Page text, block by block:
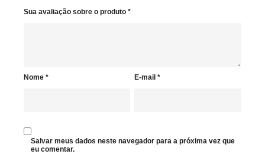
Sua avaliação sobre o produto *
Nome * E-mail*
Salvar meus dados neste navegador para a próxima vez que
eu comentar.